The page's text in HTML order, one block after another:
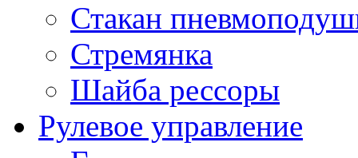
Стакан
Стремянка
Шайба рессоры
Рулевое управление